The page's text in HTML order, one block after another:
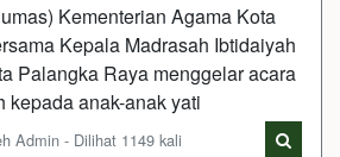
Kementerian Agama Kota
Kepala Madrasah Ibtidaiyah
Palangka Raya menggelar acara
kepada anak-anak yati
Admin - Dilihat 1149 kali